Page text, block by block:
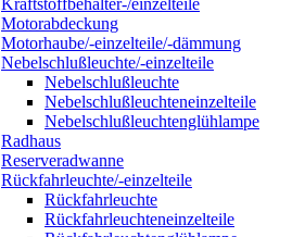
Kraftstoffbehälter-/einzelteile
Motorabdeckung
Motorhaube/-einzelteile/-dämmung
Nebelschlußleuchte/-einzelteile
Nebelschlußleuchte
Nebelschlußleuchteneinzelteile
Nebelschlußleuchtenglühlampe
Radhaus
Reserveradwanne
Rückfahrleuchte/-einzelteile
Rückfahrleuchte
Rückfahrleuchteneinzelteile